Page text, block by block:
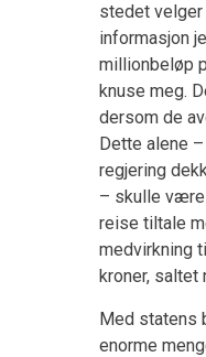
stedet velger
informasjon
millionbeløp
knuse meg.
dersom de
Dette alene
regjering
– skulle være
reise tiltale
medvirkning
kroner, saltet
Med statens
enorme